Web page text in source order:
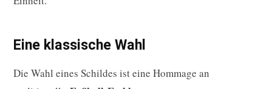
Eine klassische Wahl
Die Wahl eines Schildes ist eine Hommage an